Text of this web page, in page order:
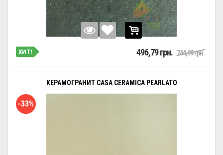
ХИТ! 496,79 грн. 744,99 грн.
КЕРАМОГРАНИТ CASA CERAMICA PEARLATO
-33%